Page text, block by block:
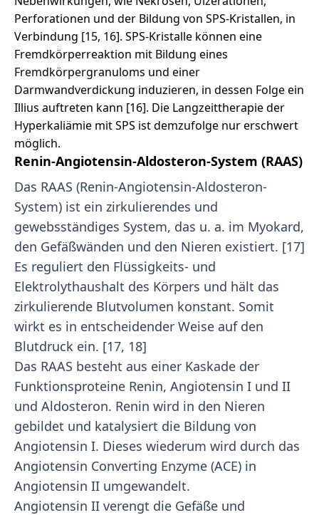
Perforationen und der Bildung von SPS-Kristallen, in
Verbindung [15, 16]. SPS-Kristalle können eine
Fremdkörperreaktion mit Bildung eines
Fremdkörpergranuloms und einer
Darmwandverdickung induzieren, in dessen Folge ein
Illius auftreten kann [16]. Die Langzeittherapie der
Hyperkaliämie mit SPS ist demzufolge nur erschwert
möglich.
Renin-Angiotensin-Aldosteron-System (RAAS)
Das RAAS (Renin-Angiotensin-Aldosteron-
System) ist ein zirkulierendes und
gewebsständiges System, das u. a. im Myokard,
den Gefäßwänden und den Nieren existiert. [17]
Es reguliert den Flüssigkeits- und
Elektrolythaushalt des Körpers und hält das
zirkulierende Blutvolumen konstant. Somit
wirkt es in entscheidender Weise auf den
Blutdruck ein. [17, 18]
Das RAAS besteht aus einer Kaskade der
Funktionsproteine Renin, Angiotensin I und II
und Aldosteron. Renin wird in den Nieren
gebildet und katalysiert die Bildung von
Angiotensin I. Dieses wiederum wird durch das
Angiotensin Converting Enzyme (ACE) in
Angiotensin II umgewandelt.
Angiotensin II verengt die Gefäße und